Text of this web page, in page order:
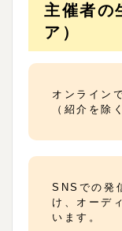
主催者の
ア）
オンライン
（紹介を除
SNSでの発
け、オーデ
います。